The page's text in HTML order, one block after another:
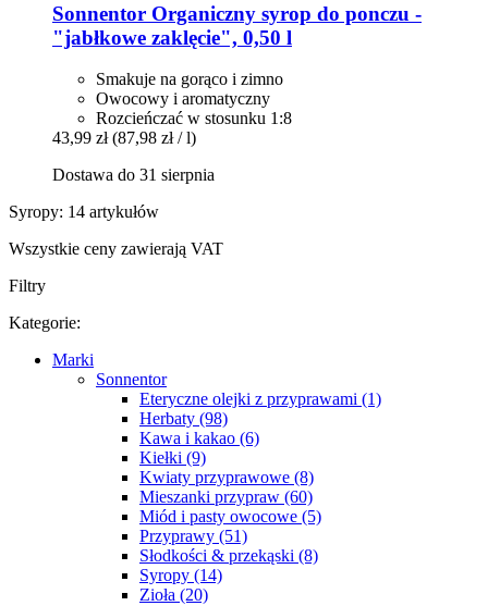
Sonnentor Organiczny syrop do ponczu -​
"jabłkowe zaklęcie", 0,50 l
Smakuje na gorąco i zimno
Owocowy i aromatyczny
Rozcieńczać w stosunku 1:8
43,99 zł (87,98 zł / l)
Dostawa do 31 sierpnia
Syropy: 14 artykułów
Wszystkie ceny zawierają VAT
Filtry
Kategorie:
Marki
Sonnentor
Eteryczne olejki z przyprawami (1)
Herbaty (98)
Kawa i kakao (6)
Kiełki (9)
Kwiaty przyprawowe (8)
Mieszanki przypraw (60)
Miód i pasty owocowe (5)
Przyprawy (51)
Słodkości & przekąski (8)
Syropy (14)
Zioła (20)